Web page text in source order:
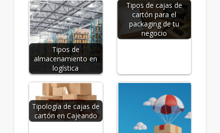
Tipos de
almacenamiento en
logística
Tipos de cajas de
cartón para el
packaging de tu
negocio
Tipología de cajas de
cartón en Cajeando